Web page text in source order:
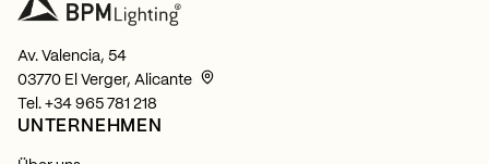
Av. Valencia, 54
03770 El Verger, Alicante
Tel. +34 965 781 218
UNTERNEHMEN